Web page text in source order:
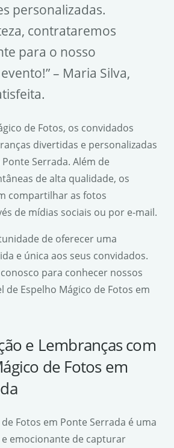
personalizadas.
contrataremos
para o nosso
– Maria Silva,
de Fotos, os convidados
divertidas e personalizadas
Serrada. Além de
de alta qualidade, os
compartilhar as fotos
de mídias sociais ou por e-mail.
de oferecer uma
e única aos seus convidados.
para conhecer nossos
de Espelho Mágico de Fotos em
e Lembranças com
de Fotos em
Fotos em Ponte Serrada é uma
emocionante de capturar